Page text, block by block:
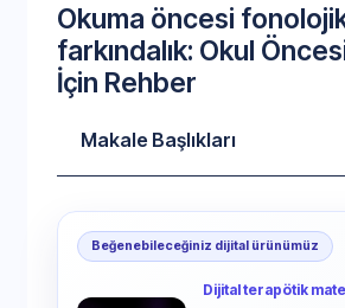
Okuma öncesi
farkındalık: Okul
İçin Rehber
Makale Başlıkları
Beğenebileceğiniz dijital ürünümüz
Dijital terapötik